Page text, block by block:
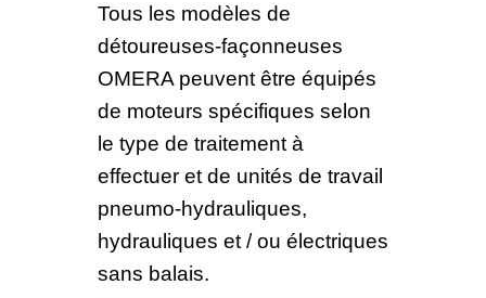
Tous les modèles de
détoureuses-façonneuses
OMERA peuvent être équipés
de moteurs spécifiques selon
le type de traitement à
effectuer et de unités de travail
pneumo-hydrauliques,
hydrauliques et / ou électriques
sans balais.